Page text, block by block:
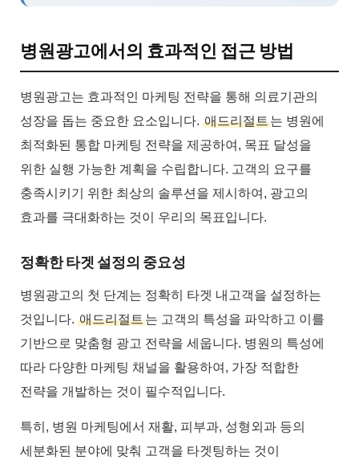
병원광고에서의 효과적인 접근 방법
병원광고는 효과적인 마케팅 전략을 통해 의료기관의
성장을 돕는 중요한 요소입니다. 애드리절트는 병원에
최적화된 통합 마케팅 전략을 제공하여, 목표 달성을
위한 실행 가능한 계획을 수립합니다. 고객의 요구를
충족시키기 위한 최상의 솔루션을 제시하여, 광고의
효과를 극대화하는 것이 우리의 목표입니다.
정확한 타겟 설정의 중요성
병원광고의 첫 단계는 정확히 타겟 내고객을 설정하는
것입니다. 애드리절트는 고객의 특성을 파악하고 이를
기반으로 맞춤형 광고 전략을 세웁니다. 병원의 특성에
따라 다양한 마케팅 채널을 활용하여, 가장 적합한
전략을 개발하는 것이 필수적입니다.
특히, 병원 마케팅에서 재활, 피부과, 성형외과 등의
세분화된 분야에 맞춰 고객을 타겟팅하는 것이